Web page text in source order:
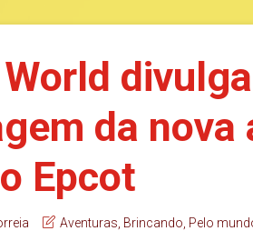
divulga
da nova
Epcot
Aventuras Brincando Pelo